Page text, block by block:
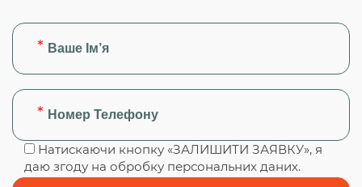
Натискаючи кнопку «ЗАЛИШИТИ ЗАЯВКУ», я
даю згоду на обробку персональних даних.